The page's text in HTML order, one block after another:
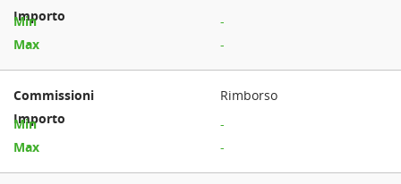
-
-
Rimborso
-
-